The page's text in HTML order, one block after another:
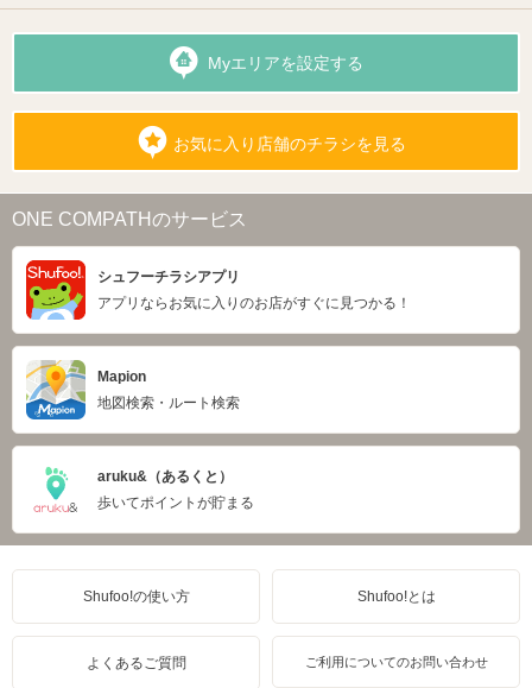
Myエリアを設定する
お気に入り店舗のチラシを見る
ONE COMPATHのサービス
シュフーチラシアプリ
アプリならお気に入りのお店がすぐに見つかる！
Mapion
地図検索・ルート検索
aruku&（あるくと）
歩いてポイントが貯まる
Shufoo!の使い方 Shufoo!とは
よくあるご質問 ご利用についてのお問い合わせ